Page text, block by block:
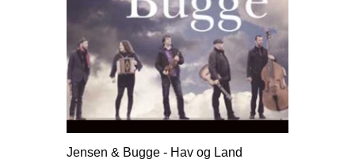
Jensen & Bugge - Hav og Land